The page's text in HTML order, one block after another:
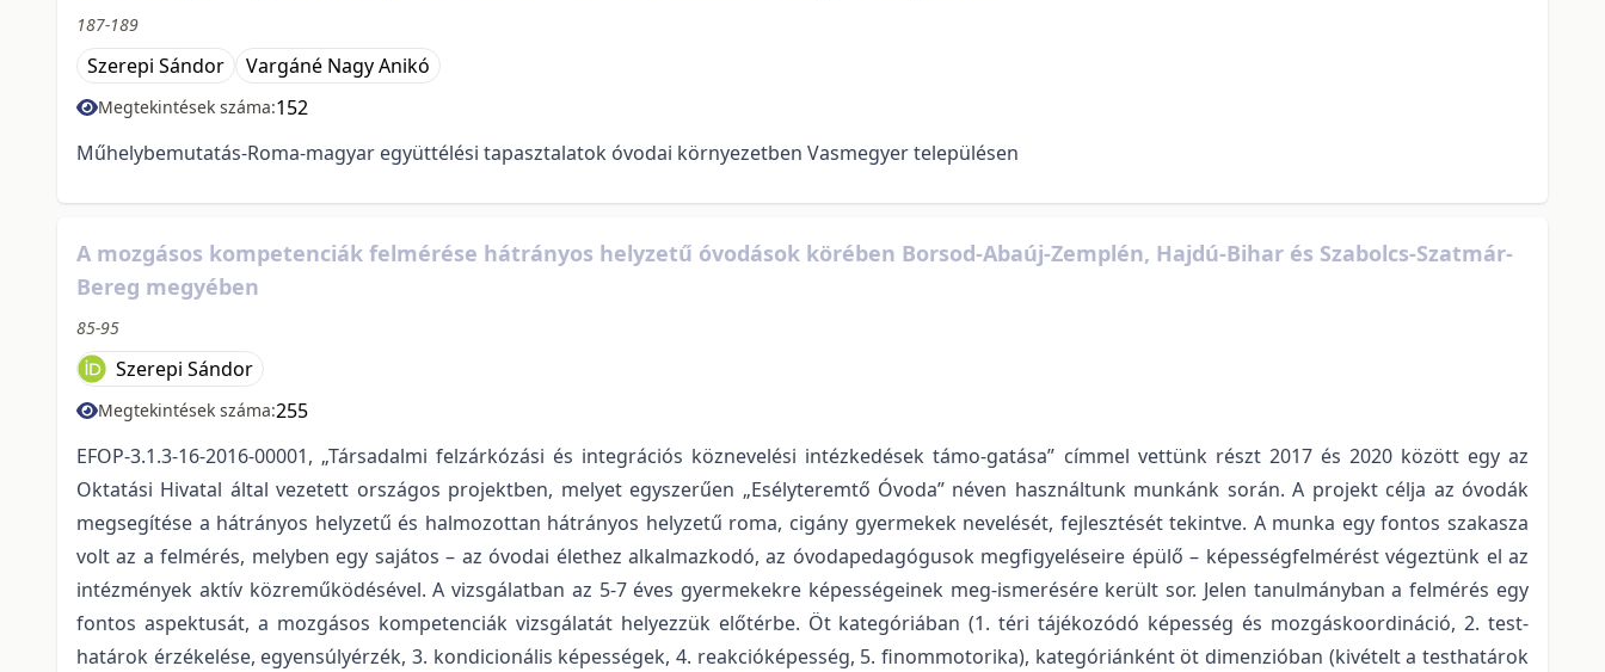
187-189
Szerepi Sándor Vargáné Nagy Anikó
Megtekintések száma:152
Műhelybemutatás-Roma-magyar együttélési tapasztalatok óvodai környezetben Vasmegyer településen
A mozgásos kompetenciák felmérése hátrányos helyzetű óvodások körében Borsod-Abaúj-Zemplén, Hajdú-Bihar és Szabolcs-Szatmár-
Bereg megyében
85-95
Szerepi Sándor
Megtekintések száma:255
EFOP-3.1.3-16-2016-00001, „Társadalmi felzárkózási és integrációs köznevelési intézkedések támo-gatása” címmel vettünk részt 2017 és 2020 között egy az
Oktatási Hivatal által vezetett országos projektben, melyet egyszerűen „Esélyteremtő Óvoda” néven használtunk munkánk során. A projekt célja az óvodák
megsegítése a hátrányos helyzetű és halmozottan hátrányos helyzetű roma, cigány gyermekek nevelését, fejlesztését tekintve. A munka egy fontos szakasza
volt az a felmérés, melyben egy sajátos – az óvodai élethez alkalmazkodó, az óvodapedagógusok megfigyeléseire épülő – képességfelmérést végeztünk el az
intézmények aktív közreműködésével. A vizsgálatban az 5-7 éves gyermekekre képességeinek meg-ismerésére került sor. Jelen tanulmányban a felmérés egy
fontos aspektusát, a mozgásos kompetenciák vizsgálatát helyezzük előtérbe. Öt kategóriában (1. téri tájékozódó képesség és mozgáskoordináció, 2. test-
határok érzékelése, egyensúlyérzék, 3. kondicionális képességek, 4. reakcióképesség, 5. finommotorika), kategóriánként öt dimenzióban (kivételt a testhatárok